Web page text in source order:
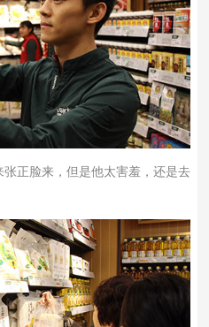
正脸来，但是他太害羞，还是去